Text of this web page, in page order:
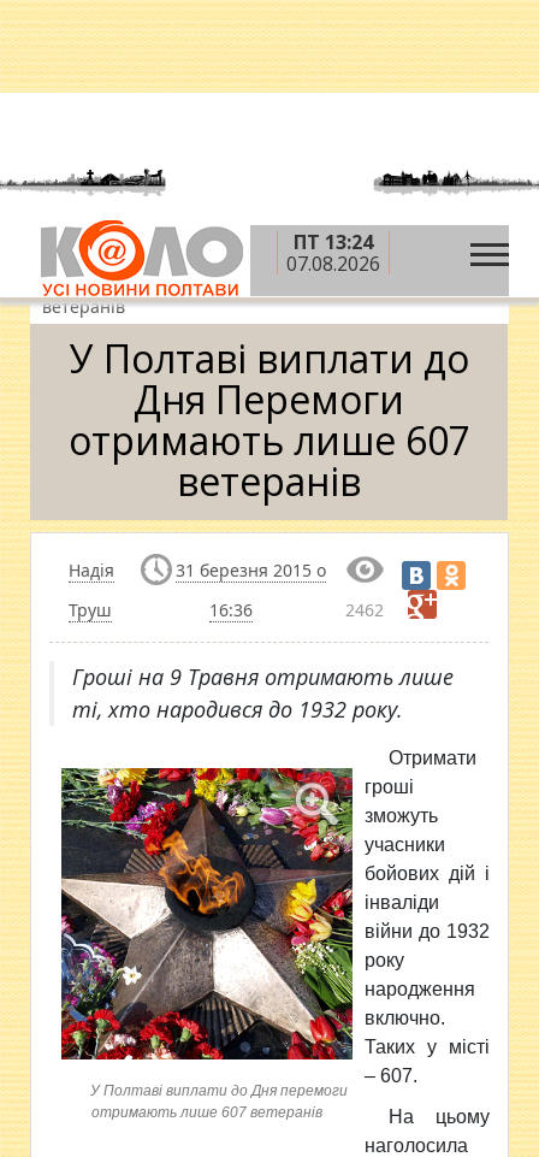
ПТ 13:24
07.08.2026
Головна » Новини » Влада »У Полтаві
виплати до Дня Перемоги отримають лише 607
ветеранів
У Полтаві виплати до
Дня Перемоги
отримають лише 607
ветеранів
Надія
Труш
31 березня 2015 о
16:36
2462
Гроші на 9 Травня отримають лише
ті, хто народився до 1932 року.
У Полтаві виплати до Дня перемоги
отримають лише 607 ветеранів
Отримати
гроші
зможуть
учасники
бойових дій і
інваліди
війни до 1932
року
народження
включно.
Таких у місті
– 607.
На цьому
наголосила